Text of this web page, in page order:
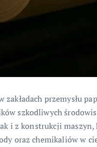
zakładach przemysłu
szkodliwych
i z konstrukcji
oraz chemikaliów w